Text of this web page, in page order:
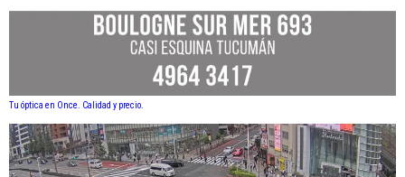
Tu óptica en Once. Calidad y precio.